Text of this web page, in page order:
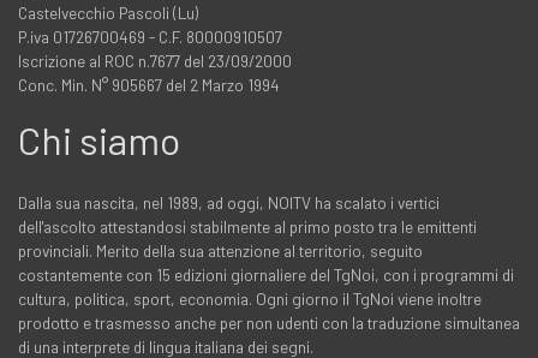
Castelvecchio Pascoli (Lu)
P.iva 01726700469 - C.F. 80000910507
Iscrizione al ROC n.7677 del 23/09/2000
Conc. Min. N° 905667 del 2 Marzo 1994
Chi siamo
Dalla sua nascita, nel 1989, ad oggi, NOITV ha scalato i vertici
dell'ascolto attestandosi stabilmente al primo posto tra le emittenti
provinciali. Merito della sua attenzione al territorio, seguito
costantemente con 15 edizioni giornaliere del TgNoi, con i programmi di
cultura, politica, sport, economia. Ogni giorno il TgNoi viene inoltre
prodotto e trasmesso anche per non udenti con la traduzione simultanea
di una interprete di lingua italiana dei segni.